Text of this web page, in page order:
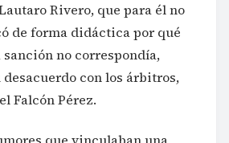
Rivero, que para él no
de forma didáctica por qué
no correspondía,
con los árbitros,
Falcón Pérez.